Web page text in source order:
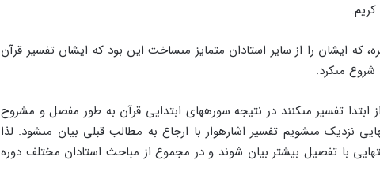
ایشان را از سایر استادان متمایز مى‏ساخت این بود که ایشان تفسیر قرآن
شروع مى‏کرد.
ابتدا تفسیر مى‏کنند در نتیجه سوره‏هاى ابتدایى قرآن به طور مفصل و مشروح
نزدیک مى‏شویم تفسیر اشاره‏وار با ارجاع به مطالب قبلى بیان مى‏شود. لذا
با تفصیل بیشتر بیان شوند و در مجموع از مباحث استادان مختلف دوره